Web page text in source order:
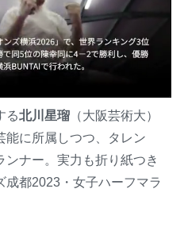
M
u
る北川星瑠 （大阪芸術大）
能に所属しつつ、タレン
ンナー。実力も折り紙つき
成都2023・女子ハーフマラ